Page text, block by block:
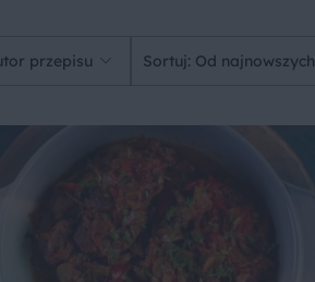
przepisu Sortuj: Od najnowszych